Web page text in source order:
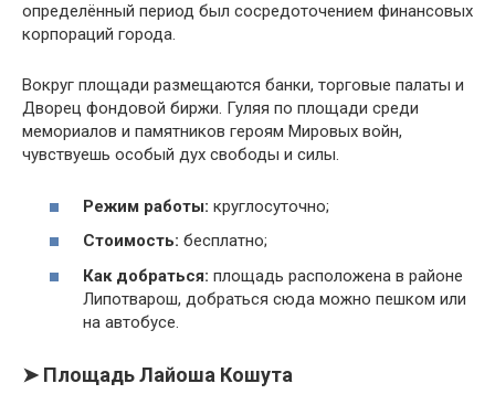
определённый период был сосредоточением финансовых
корпораций города.
Вокруг площади размещаются банки, торговые палаты и
Дворец фондовой биржи. Гуляя по площади среди
мемориалов и памятников героям Мировых войн,
чувствуешь особый дух свободы и силы.
Режим работы: круглосуточно;
Стоимость: бесплатно;
Как добраться: площадь расположена в районе
Липотварош, добраться сюда можно пешком или
на автобусе.
➤ Площадь Лайоша Кошута